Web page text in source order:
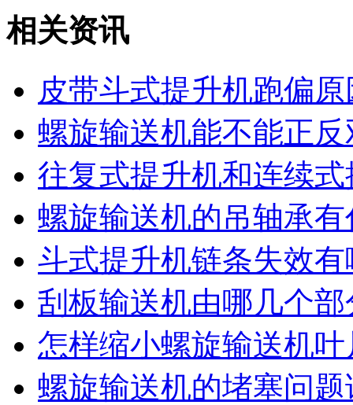
相关资讯
皮带斗式提升机跑偏
螺旋输送机能不能正反
往复式提升机和连续
螺旋输送机的吊轴承
斗式提升机链条失效
刮板输送机由哪几个
怎样缩小螺旋输送机
螺旋输送机的堵塞问